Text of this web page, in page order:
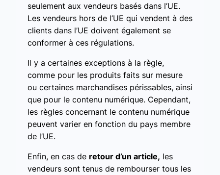
seulement aux vendeurs basés dans l’UE.
Les vendeurs hors de l’UE qui vendent à des
clients dans l’UE doivent également se
conformer à ces régulations.
Il y a certaines exceptions à la règle,
comme pour les produits faits sur mesure
ou certaines marchandises périssables, ainsi
que pour le contenu numérique. Cependant,
les règles concernant le contenu numérique
peuvent varier en fonction du pays membre
de l’UE.
Enfin, en cas de retour d’un article, les
vendeurs sont tenus de rembourser tous les